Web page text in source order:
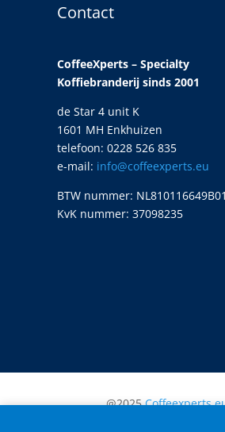
Contact
CoffeeXperts – Specialty
Koffiebranderij sinds 2001
de Star 4 unit K
1601 MH Enkhuizen
telefoon: 0228 526 835
e-mail: info@coffeexperts.eu
BTW nummer: NL810116649B01
KvK nummer: 37098235
@2025